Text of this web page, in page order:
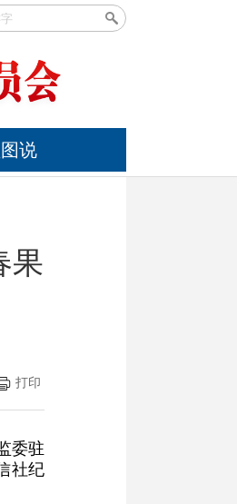
说
果
打印
委驻
社纪